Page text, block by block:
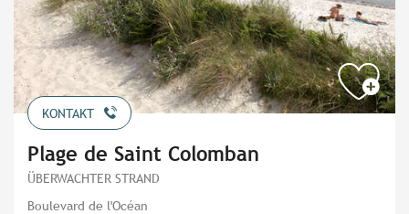
KONTAKT
Plage de Saint Colomban
ÜBERWACHTER STRAND
Boulevard de l'Océan